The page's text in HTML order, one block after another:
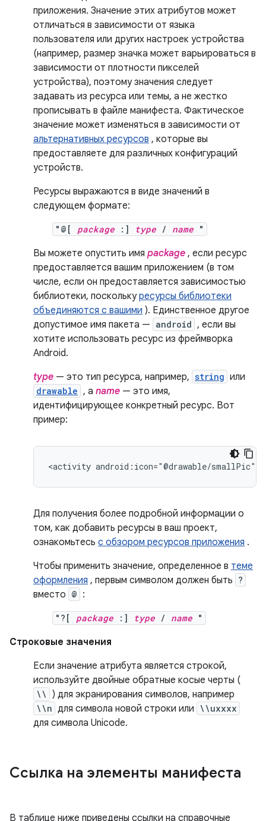
приложения. Значение этих атрибутов может
отличаться в зависимости от языка
пользователя или других настроек устройства
(например, размер значка может варьироваться в
зависимости от плотности пикселей
устройства), поэтому значения следует
задавать из ресурса или темы, а не жестко
прописывать в файле манифеста. Фактическое
значение может изменяться в зависимости от
альтернативных ресурсов , которые вы
предоставляете для различных конфигураций
устройств.
Ресурсы выражаются в виде значений в
следующем формате:
"@[ package :] type / name "
Вы можете опустить имя package , если ресурс
предоставляется вашим приложением (в том
числе, если он предоставляется зависимостью
библиотеки, посколькуресурсы библиотеки
объединяются с вашими ). ​​Единственное другое
допустимое имя пакета — android , если вы
хотите использовать ресурс из фреймворка
Android.
type — это тип ресурса, например, string или
drawable , а name — это имя,
идентифицирующее конкретный ресурс. Вот
пример:
<activity android:icon="@drawable/smallPic"
Для получения более подробной информации о
том, как добавить ресурсы в ваш проект,
ознакомьтесь с обзором ресурсов приложения .
Чтобы применить значение, определенное в теме
оформления , первым символом должен быть ?
вместо @ :
"?[ package :] type / name "
Строковые значения
Если значение атрибута является строкой,
используйте двойные обратные косые черты (
\\ ) для экранирования символов, например
\\n для символа новой строки или \\uxxxx
для символа Unicode.
Ссылка на элементы манифеста
В таблице ниже приведены ссылки на справочные